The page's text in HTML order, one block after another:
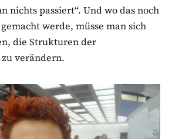
nichts passiert“. Und wo das noch
werde, müsse man sich
die Strukturen der
verändern.